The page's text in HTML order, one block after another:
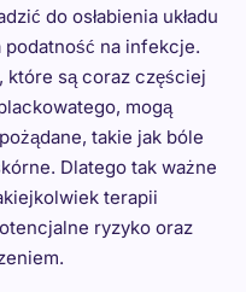
do osłabienia układu
na infekcje.
które są coraz częściej
mogą
takie jak bóle
Dlatego tak ważne
terapii
ryzyko oraz